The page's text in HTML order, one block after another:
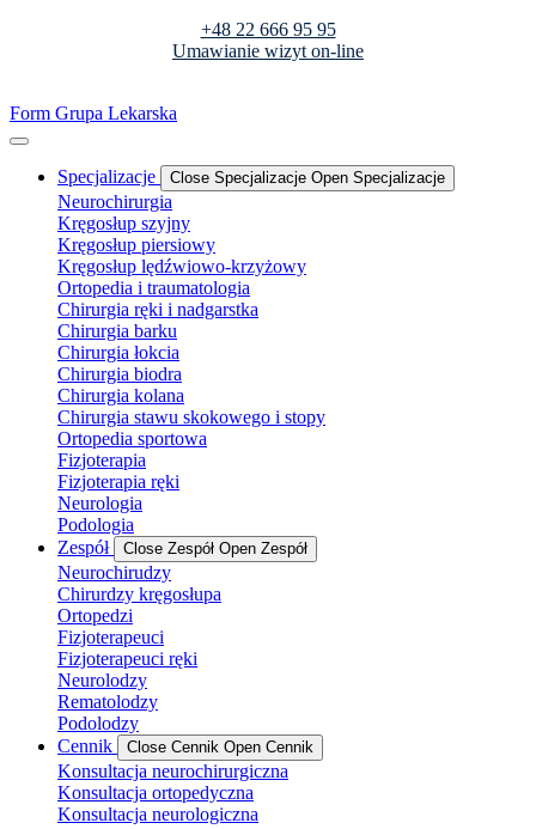
+48 22 666 95 95
Umawianie wizyt on-line
Form Grupa Lekarska
Specjalizacje Close Specjalizacje Open Specjalizacje
Neurochirurgia
Kręgosłup szyjny
Kręgosłup piersiowy
Kręgosłup lędźwiowo-krzyżowy
Ortopedia i traumatologia
Chirurgia ręki i nadgarstka
Chirurgia barku
Chirurgia łokcia
Chirurgia biodra
Chirurgia kolana
Chirurgia stawu skokowego i stopy
Ortopedia sportowa
Fizjoterapia
Fizjoterapia ręki
Neurologia
Podologia
Zespół
Close Zespół Open Zespół
Neurochirudzy
Chirurdzy kręgosłupa
Ortopedzi
Fizjoterapeuci
Fizjoterapeuci ręki
Neurolodzy
Rematolodzy
Podolodzy
Cennik
Close Cennik Open Cennik
Konsultacja neurochirurgiczna
Konsultacja ortopedyczna
Konsultacja neurologiczna